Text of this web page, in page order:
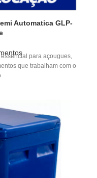
Automatica GLP-
para açougues,
que trabalham com o